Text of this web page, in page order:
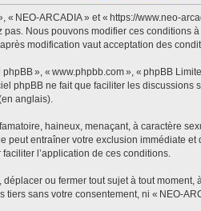
NEO-ARCADIA » et « https://www.neo-
pas. Nous pouvons modifier ces
modification vaut acceptation des
», « www.phpbb.com », « phpBB
phpBB ne fait que faciliter les discussions
anglais).
haineux, menaçant, à caractère
entraîner votre exclusion immédiate
l’application de ces conditions.
ou fermer tout sujet à tout
sans votre consentement, ni « NEO-